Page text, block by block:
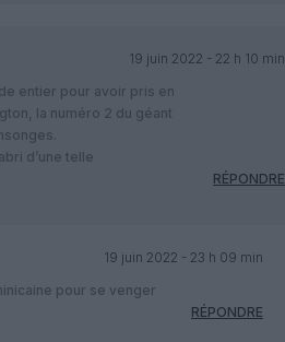
19 juin 2022 - 22 h 10 min
entier pour avoir pris en
la numéro 2 du géant
d’une telle
RÉPONDRE
19 juin 2022 - 23 h 09 min
pour se venger
RÉPONDRE